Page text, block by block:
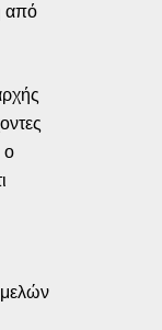
από
ο
μελών